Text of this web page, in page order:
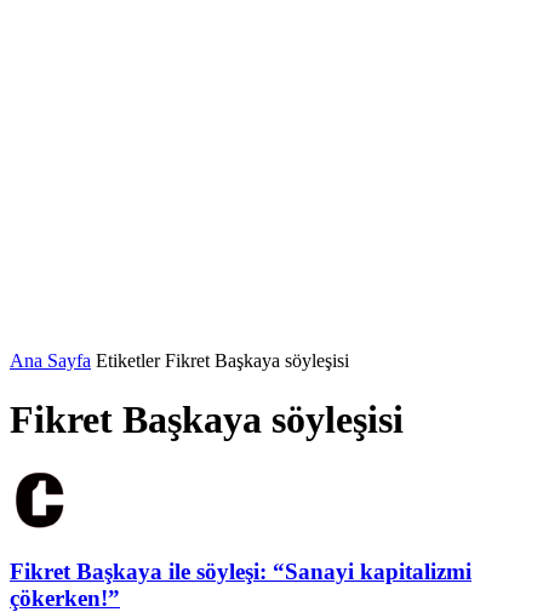
Ana Sayfa Etiketler Fikret Başkaya söyleşisi
Fikret Başkaya söyleşisi
Fikret Başkaya ile söyleşi: “Sanayi kapitalizmi
çökerken!”